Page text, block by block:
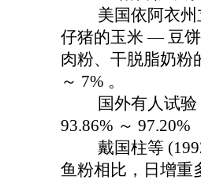
美国依阿衣州立
仔猪的玉米 — 豆
肉粉、干脱脂奶粉
～ 7% 。
国外有人试验，
93.86% ～ 97.20%
戴国柱等 (1992)
鱼粉相比，日增重